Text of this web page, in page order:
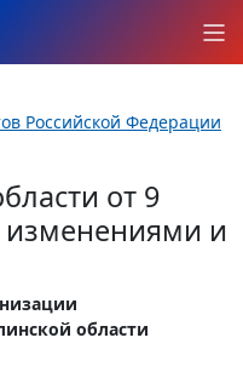
Российской Федерации
от 9
изменениями и
области